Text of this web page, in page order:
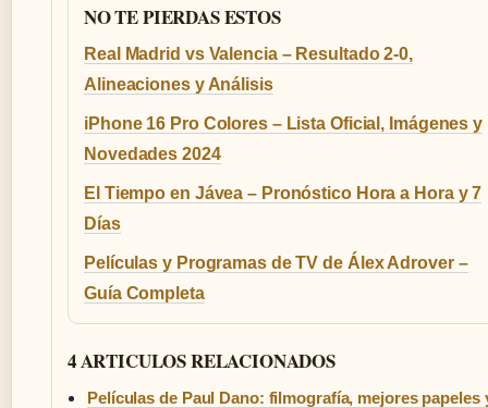
NO TE PIERDAS ESTOS
Real Madrid vs Valencia – Resultado 2-0,
Alineaciones y Análisis
iPhone 16 Pro Colores – Lista Oficial, Imágenes y
Novedades 2024
El Tiempo en Jávea – Pronóstico Hora a Hora y 7
Días
Películas y Programas de TV de Álex Adrover –
Guía Completa
4 ARTICULOS RELACIONADOS
Películas de Paul Dano: filmografía, mejores papeles